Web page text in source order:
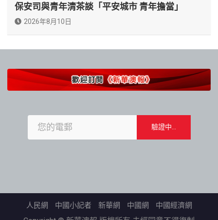
保安司與青年清茶談「平安城市 青年擔當」
2026年8月10日
人民網 中國小記者 新華網 中國網 中國經濟網